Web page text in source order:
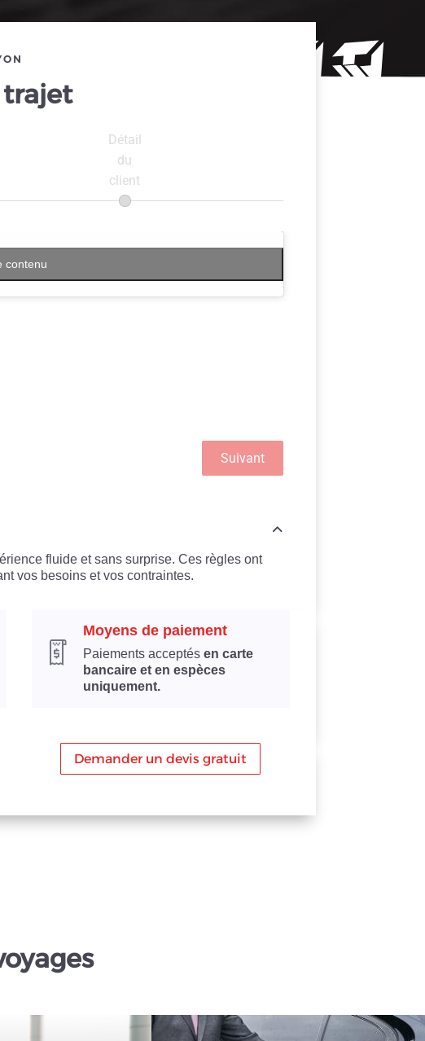
trajet
Détail
du
client
contenu
Suivant
fluide et sans surprise. Ces règles ont
vos besoins et vos contraintes.
Moyens de paiement
Paiements acceptésen carte
bancaire et en espèces
uniquement.
Demander un devis gratuit